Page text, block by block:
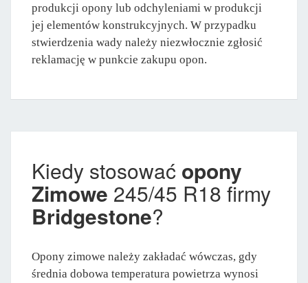
produkcji opony lub odchyleniami w produkcji
jej elementów konstrukcyjnych. W przypadku
stwierdzenia wady należy niezwłocznie zgłosić
reklamację w punkcie zakupu opon.
Kiedy stosować opony
Zimowe 245/45 R18 firmy
Bridgestone?
Opony zimowe należy zakładać wówczas, gdy
średnia dobowa temperatura powietrza wynosi